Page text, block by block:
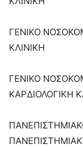
ΓΕΝΙΚΟ
ΚΛΙΝΙΚΗ
ΓΕΝΙΚΟ
ΚΑΡΔΙΟΛΟΓΙΚΗ